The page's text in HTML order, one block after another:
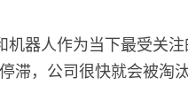
器人作为当下最受关注
滞，公司很快就会被淘